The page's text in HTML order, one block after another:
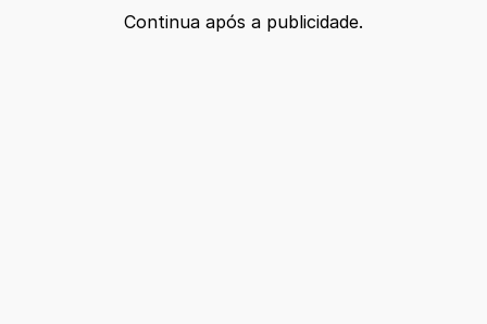
Continua após a publicidade.